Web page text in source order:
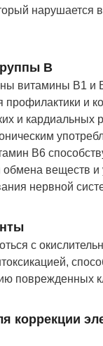
нарушается
B
витамины В1 и
профилактики и
и кардиальных
В6
обмена веществ
нервной
с
поврежденных
коррекции